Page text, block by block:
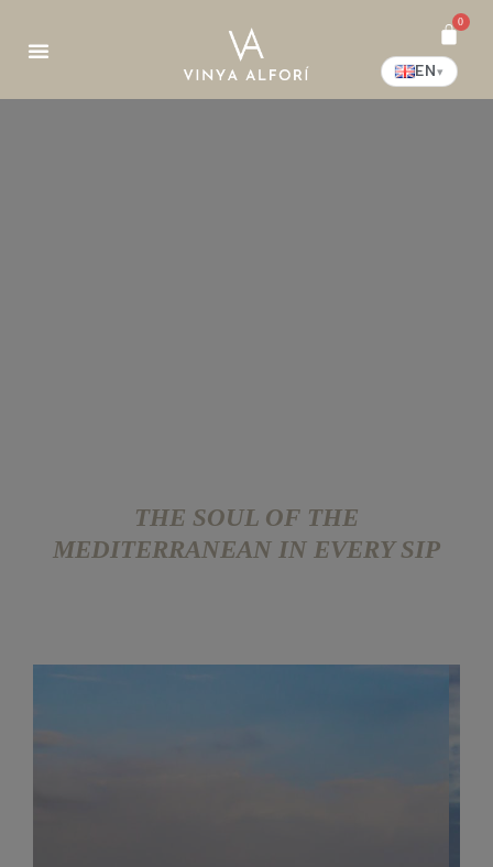
0
EN▾
THE SOUL OF THE
MEDITERRANEAN IN EVERY SIP